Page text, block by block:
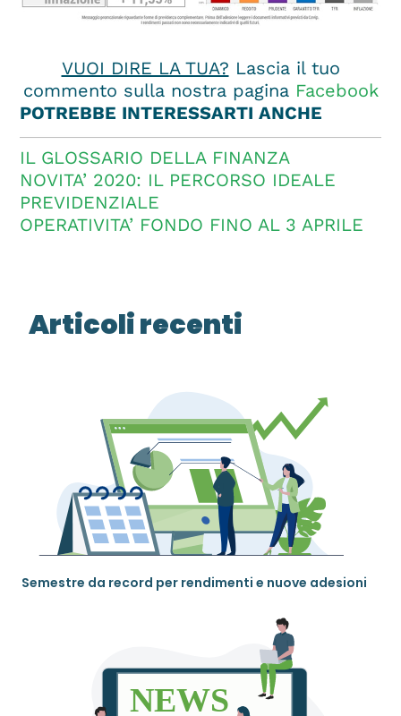
VUOI DIRE LA TUA? Lascia il tuo
commento sulla nostra pagina Facebook
POTREBBE INTERESSARTI ANCHE
IL GLOSSARIO DELLA FINANZA
NOVITA’ 2020: IL PERCORSO IDEALE
PREVIDENZIALE
OPERATIVITA’ FONDO FINO AL 3 APRILE
Articoli recenti
Semestre da record per rendimenti e nuove adesioni